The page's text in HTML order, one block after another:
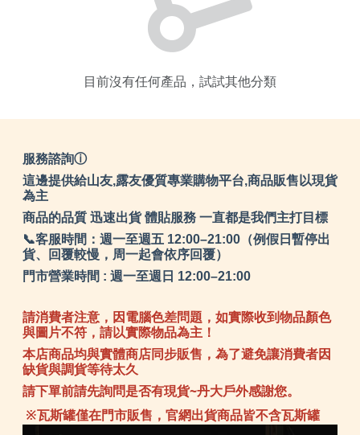
目前沒有任何產品，試試其他分類
服務諮詢ⓘ
這邊提供給山友,露友優質專業購物平台,商品販售以現貨
為主
商品的品質 迅速出貨 體貼服務 一直都是我們主打目標
📞客服時間：週一至週五 12:00–21:00（例假日暫停出
貨、回覆較慢，周一起會依序回覆）
門市營業時間 : 週一至週日 12:00–21:00
請消費者注意，因電腦色差問題，如實際收到物品顏色
與圖片不符，請以實際物品為主！
本店商品均與實體商店同步販售，為了避免讓消費者因
缺貨與調貨等待太久
請下單前請先詢問是否有現貨~丹大戶外感謝您。
※瓦斯罐僅在門市販售，官網出貨商品皆不含瓦斯罐